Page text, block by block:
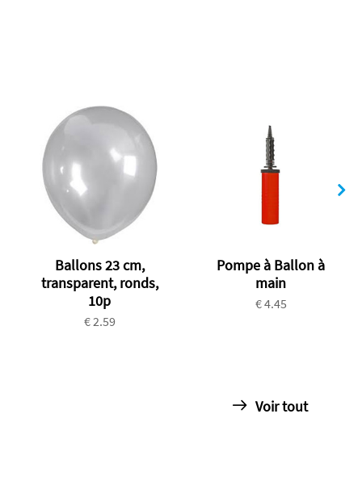
Ballons 23 cm,
transparent, ronds,
10p
€ 2.59
Pompe à Ballon à
main
€ 4.45
Voir tout